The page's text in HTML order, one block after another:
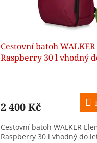
Cestovní batoh
Raspberry 30 l vhodný
2 400 Kč
Cestovní batoh WALKER
Raspberry 30 l vhodný do